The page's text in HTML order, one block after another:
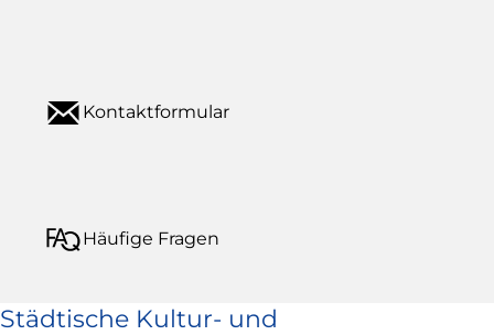
Kontaktformular
Häufige Fragen
Städtische Kultur- und